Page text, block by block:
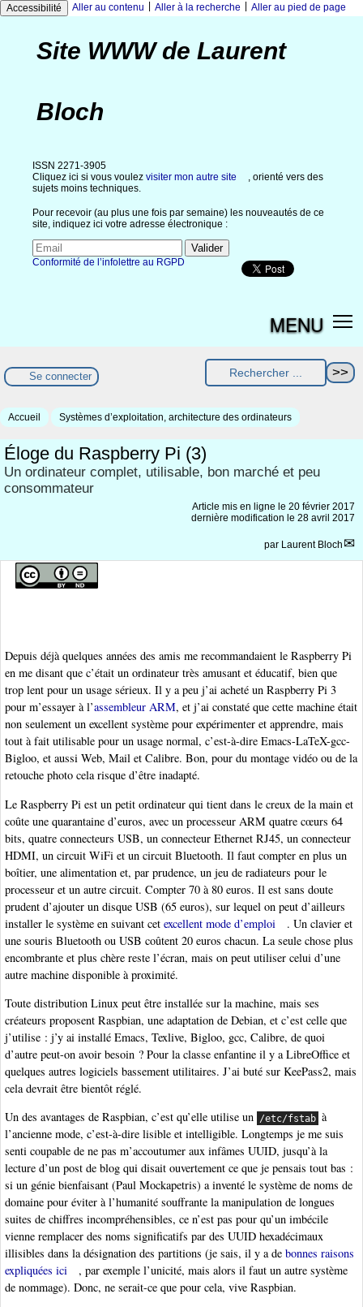
Accessibilité Aller au contenu Aller à la recherche Aller au pied de page
Site WWW de Laurent
Bloch
ISSN 2271-3905
Cliquez ici si vous voulez visiter mon autre site
, orienté vers des
sujets moins techniques.
Pour recevoir (au plus une fois par semaine) les nouveautés de ce
site, indiquez ici votre adresse électronique :
Conformité de l’infolettre au RGPD
MENU
Se connecter
Accueil Systèmes d’exploitation, architecture des ordinateurs
Éloge du Raspberry Pi (3)
Un ordinateur complet, utilisable, bon marché et peu
consommateur
Article mis en ligne le 20 février 2017
dernière modification le 28 avril 2017
par Laurent Bloch
Depuis déjà quelques années des amis me recommandaient le Raspberry Pi
en me disant que c’était un ordinateur très amusant et éducatif, bien que
trop lent pour un usage sérieux. Il y a peu j’ai acheté un Raspberry Pi 3
pour m’essayer à l’assembleur ARM, et j’ai constaté que cette machine était
non seulement un excellent système pour expérimenter et apprendre, mais
tout à fait utilisable pour un usage normal, c’est-à-dire Emacs-LaTeX-gcc-
Bigloo, et aussi Web, Mail et Calibre. Bon, pour du montage vidéo ou de la
retouche photo cela risque d’être inadapté.
Le Raspberry Pi est un petit ordinateur qui tient dans le creux de la main et
coûte une quarantaine d’euros, avec un processeur ARM quatre cœurs 64
bits, quatre connecteurs USB, un connecteur Ethernet RJ45, un connecteur
HDMI, un circuit WiFi et un circuit Bluetooth. Il faut compter en plus un
boîtier, une alimentation et, par prudence, un jeu de radiateurs pour le
processeur et un autre circuit. Compter 70 à 80 euros. Il est sans doute
prudent d’ajouter un disque USB (65 euros), sur lequel on peut d’ailleurs
installer le système en suivant cet excellent mode d’emploi
. Un clavier et
une souris Bluetooth ou USB coûtent 20 euros chacun. La seule chose plus
encombrante et plus chère reste l’écran, mais on peut utiliser celui d’une
autre machine disponible à proximité.
Toute distribution Linux peut être installée sur la machine, mais ses
créateurs proposent Raspbian, une adaptation de Debian, et c’est celle que
j’utilise : j’y ai installé Emacs, Texlive, Bigloo, gcc, Calibre, de quoi
d’autre peut-on avoir besoin ? Pour la classe enfantine il y a LibreOffice et
quelques autres logiciels bassement utilitaires. J’ai buté sur KeePass2, mais
cela devrait être bientôt réglé.
Un des avantages de Raspbian, c’est qu’elle utilise un /etc/fstab à
l’ancienne mode, c’est-à-dire lisible et intelligible. Longtemps je me suis
senti coupable de ne pas m’accoutumer aux infâmes UUID, jusqu’à la
lecture d’un post de blog qui disait ouvertement ce que je pensais tout bas :
si un génie bienfaisant (Paul Mockapetris) a inventé le système de noms de
domaine pour éviter à l’humanité souffrante la manipulation de longues
suites de chiffres incompréhensibles, ce n’est pas pour qu’un imbécile
vienne remplacer des noms significatifs par des UUID hexadécimaux
illisibles dans la désignation des partitions (je sais, il y a de bonnes raisons
expliquées ici
, par exemple l’unicité, mais alors il faut un autre système
de nommage). Donc, ne serait-ce que pour cela, vive Raspbian.